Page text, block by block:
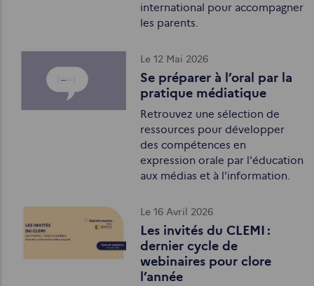
international pour accompagner
les parents.
Le 12 Mai 2026
Se préparer à l’oral par la
pratique médiatique
Retrouvez une sélection de
ressources pour développer
des compétences en
expression orale par l'éducation
aux médias et à l'information.
Le 16 Avril 2026
Les invités du CLEMI :
dernier cycle de
webinaires pour clore
l’année